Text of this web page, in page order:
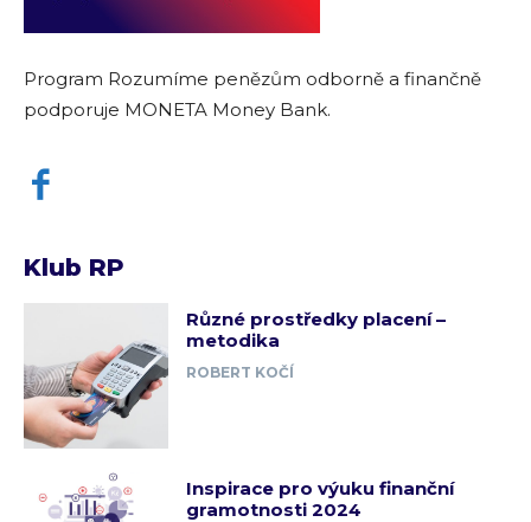
Program Rozumíme penězům odborně a finančně
podporuje MONETA Money Bank.
Klub RP
Různé prostředky placení –
metodika
ROBERT KOČÍ
Inspirace pro výuku finanční
gramotnosti 2024